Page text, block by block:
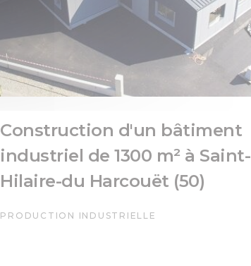
Construction d'un bâtiment
industriel de 1300 m² à Saint-
Hilaire-du Harcouët (50)
PRODUCTION INDUSTRIELLE